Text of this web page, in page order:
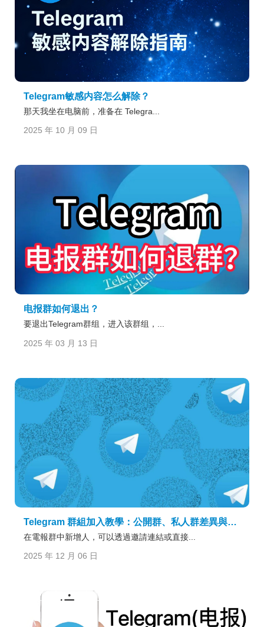
Telegram敏感内容怎么解除？
那天我坐在电脑前，准备在 Telegra...
2025 年 10 月 09 日
电报群如何退出？
要退出Telegram群组，进入该群组，...
2025 年 03 月 13 日
Telegram 群組加入教學：公開群、私人群差異與加入方式完整解析
在電報群中新增人，可以透過邀請連結或直接...
2025 年 12 月 06 日